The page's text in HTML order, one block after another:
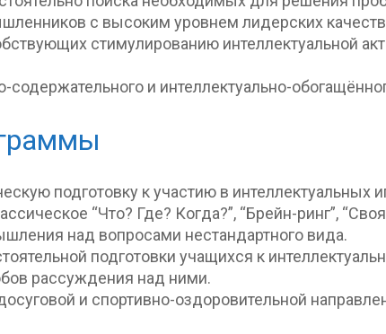
с высоким уровнем лидерских
стимулированию интеллектуальной
содержательного и интеллектуально-
подготовку к участию в
“Что? Где? Когда?”, “Брейн-ринг”,
над вопросами нестандартного вида.
подготовки учащихся к
рассуждения над ними.
и спортивно-оздоровительной